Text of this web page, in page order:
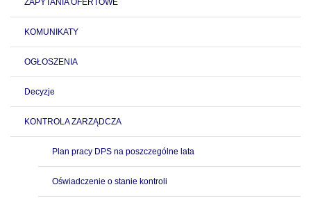
ZAPYTANIA OFERTOWE
KOMUNIKATY
OGŁOSZENIA
Decyzje
KONTROLA ZARZĄDCZA
Plan pracy DPS na poszczególne lata
Oświadczenie o stanie kontroli